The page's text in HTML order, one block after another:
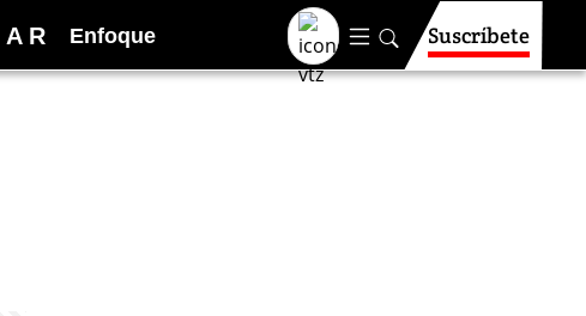
A R Enfoque Suscríbete